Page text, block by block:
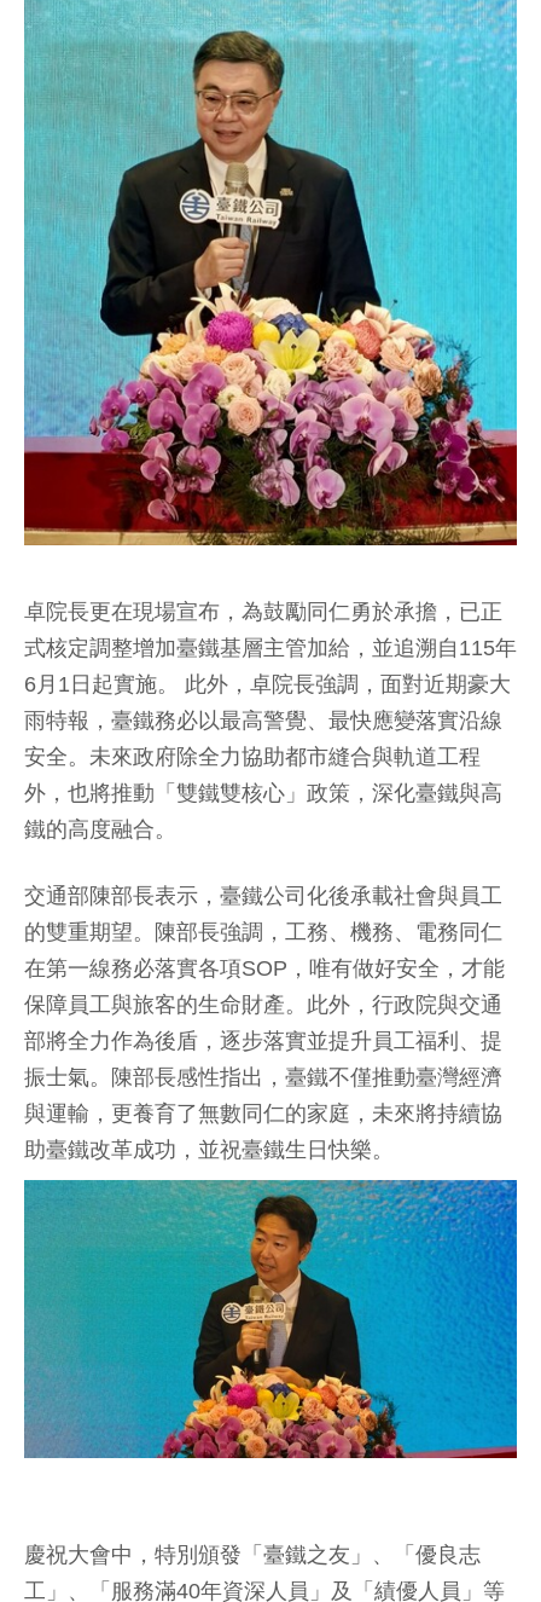
卓院長更在現場宣布，為鼓勵同仁勇於承擔，已正
式核定調整增加臺鐵基層主管加給，並追溯自115年
6月1日起實施。 此外，卓院長強調，面對近期豪大
雨特報，臺鐵務必以最高警覺、最快應變落實沿線
安全。未來政府除全力協助都市縫合與軌道工程
外，也將推動「雙鐵雙核心」政策，深化臺鐵與高
鐵的高度融合。
交通部陳部長表示，臺鐵公司化後承載社會與員工
的雙重期望。陳部長強調，工務、機務、電務同仁
在第一線務必落實各項SOP，唯有做好安全，才能
保障員工與旅客的生命財產。此外，行政院與交通
部將全力作為後盾，逐步落實並提升員工福利、提
振士氣。陳部長感性指出，臺鐵不僅推動臺灣經濟
與運輸，更養育了無數同仁的家庭，未來將持續協
助臺鐵改革成功，並祝臺鐵生日快樂。
慶祝大會中，特別頒發「臺鐵之友」、「優良志
工」、「服務滿40年資深人員」及「績優人員」等